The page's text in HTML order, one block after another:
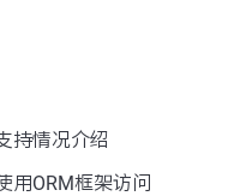
持情况介绍
用ORM框架访问